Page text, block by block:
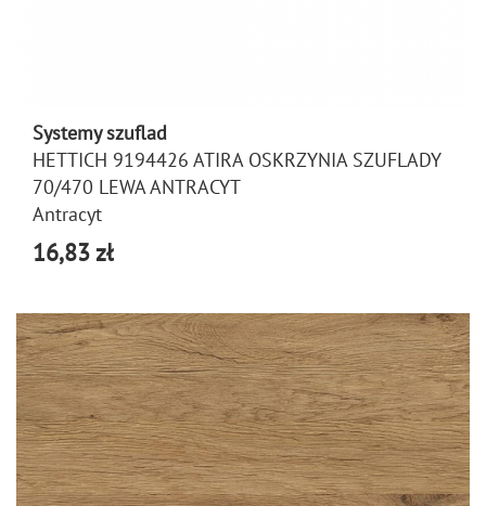
Systemy szuflad
HETTICH 9194426 ATIRA OSKRZYNIA SZUFLADY
70/470 LEWA ANTRACYT
Antracyt
16,83 zł